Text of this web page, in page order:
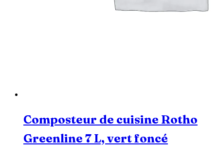
Composteur de cuisine Rotho
Greenline 7 L, vert foncé